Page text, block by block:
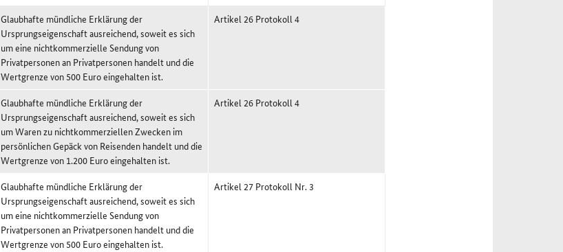
Glaubhafte mündliche Erklärung der
Ursprungseigenschaft ausreichend, soweit es sich
um eine nichtkommerzielle Sendung von
Privatpersonen an Privatpersonen handelt und die
Wertgrenze von 500 Euro eingehalten ist.
Artikel 26 Protokoll 4
Glaubhafte mündliche Erklärung der
Ursprungseigenschaft ausreichend, soweit es sich
um Waren zu nichtkommerziellen Zwecken im
persönlichen Gepäck von Reisenden handelt und die
Wertgrenze von 1.200 Euro eingehalten ist.
Artikel 26 Protokoll 4
Glaubhafte mündliche Erklärung der
Ursprungseigenschaft ausreichend, soweit es sich
um eine nichtkommerzielle Sendung von
Privatpersonen an Privatpersonen handelt und die
Wertgrenze von 500 Euro eingehalten ist.
Artikel 27 Protokoll Nr. 3